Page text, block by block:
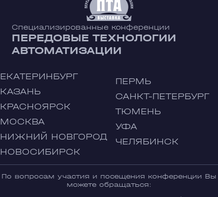
Специализированные конференции
ПЕРЕДОВЫЕ ТЕХНОЛОГИИ
АВТОМАТИЗАЦИИ
ЕКАТЕРИНБУРГ
КАЗАНЬ
КРАСНОЯРСК
МОСКВА
НИЖНИЙ НОВГОРОД
НОВОСИБИРСК
ПЕРМЬ
САНКТ-ПЕТЕРБУРГ
ТЮМЕНЬ
УФА
ЧЕЛЯБИНСК
По вопросам участия и посещения конференции Вы
можете обращаться: